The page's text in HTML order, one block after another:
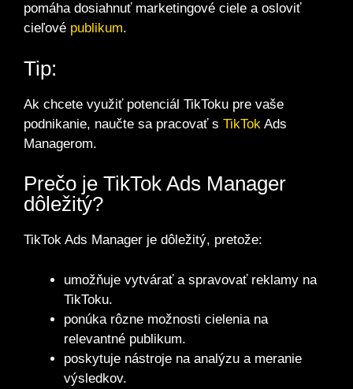
pomáha dosiahnuť marketingové ciele a osloviť
cieľové publikum.
Tip:
Ak chcete využiť potenciál TikToku pre vaše
podnikanie, naučte sa pracovať s TikTok Ads
Managerom.
Prečo je TikTok Ads Manager
dôležitý?
TikTok Ads Manager je dôležitý, pretože:
umožňuje vytvárať a spravovať reklamy na
TikToku.
ponúka rôzne možnosti cielenia na
relevantné publikum.
poskytuje nástroje na analýzu a meranie
výsledkov.